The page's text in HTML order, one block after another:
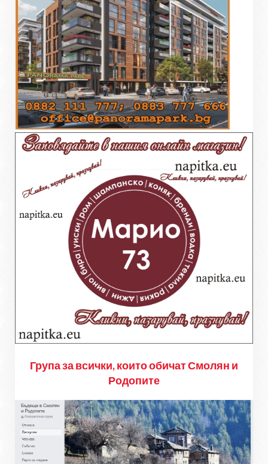
Група за всички, които обичат Смолян и
Родопите